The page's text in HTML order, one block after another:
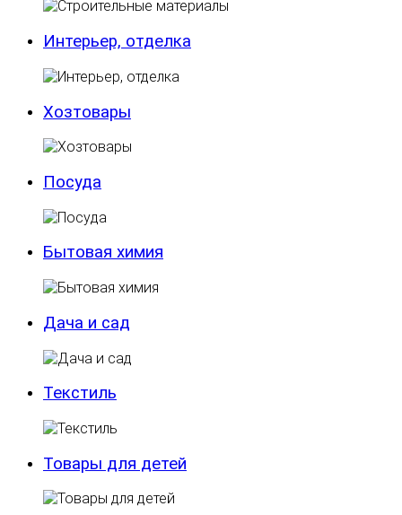
Интерьер, отделка
Хозтовары
Посуда
Бытовая химия
Дача и сад
Текстиль
Товары для детей